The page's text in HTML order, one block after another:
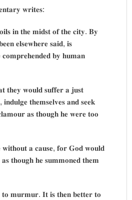
𝐰𝐫𝐢𝐭𝐞𝐬:
𝐢𝐧 𝐭𝐡𝐞 𝐦𝐢𝐝𝐬𝐭 𝐨𝐟 𝐭𝐡𝐞 𝐜𝐢𝐭𝐲. 𝐁𝐲
𝐞𝐥𝐬𝐞𝐰𝐡𝐞𝐫𝐞 𝐬𝐚𝐢𝐝, 𝐢𝐬
𝐜𝐨𝐦𝐩𝐫𝐞𝐡𝐞𝐧𝐝𝐞𝐝 𝐛𝐲 𝐡𝐮𝐦𝐚𝐧
𝐰𝐨𝐮𝐥𝐝 𝐬𝐮𝐟𝐟𝐞𝐫 𝐚 𝐣𝐮𝐬𝐭
𝐭𝐡𝐞𝐦𝐬𝐞𝐥𝐯𝐞𝐬 𝐚𝐧𝐝 𝐬𝐞𝐞𝐤
𝐚𝐬 𝐭𝐡𝐨𝐮𝐠𝐡 𝐡𝐞 𝐰𝐞𝐫𝐞 𝐭𝐨𝐨
𝐚 𝐜𝐚𝐮𝐬𝐞, 𝐟𝐨𝐫 𝐆𝐨𝐝 𝐰𝐨𝐮𝐥𝐝
𝐚𝐬 𝐭𝐡𝐨𝐮𝐠𝐡 𝐡𝐞 𝐬𝐮𝐦𝐦𝐨𝐧𝐞𝐝 𝐭𝐡𝐞𝐦
𝐦𝐮𝐫𝐦𝐮𝐫. 𝐈𝐭 𝐢𝐬 𝐭𝐡𝐞𝐧 𝐛𝐞𝐭𝐭𝐞𝐫 𝐭𝐨